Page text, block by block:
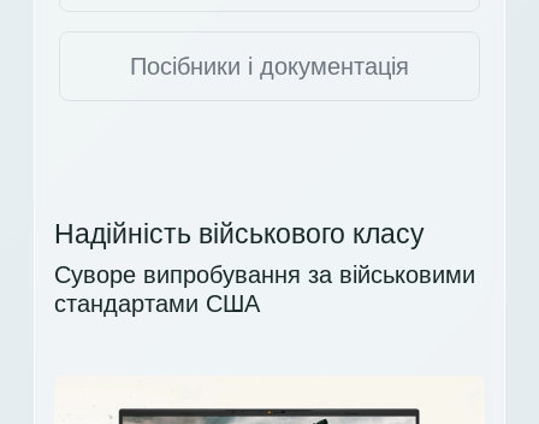
Посібники і документація
Надійність військового класу
Суворе випробування за військовими
стандартами США